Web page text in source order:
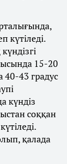
күтіледі.
15-20
43 градус
күндіз
соққан
қалада